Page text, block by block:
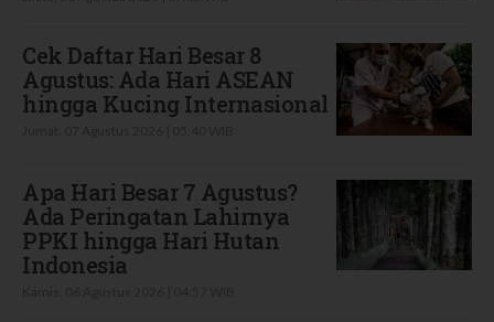
Cek Daftar Hari Besar 8
Agustus: Ada Hari ASEAN
hingga Kucing Internasional
Apa Hari Besar 7 Agustus?
Ada Peringatan Lahirnya
PPKI hingga Hari Hutan
Indonesia